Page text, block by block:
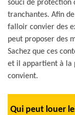
souci de protection
tranchantes. Afin
falloir convier des
peut proposer des
Sachez que ces
et il appartient à la
convient.
Qui peut louer